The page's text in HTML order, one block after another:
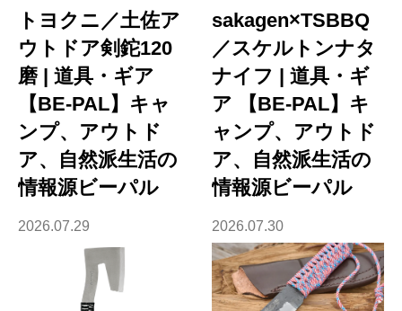
トヨクニ／土佐ア
ウトドア剣鉈120
磨 | 道具・ギア
【BE-PAL】キャ
ンプ、アウトド
ア、自然派生活の
情報源ビーパル
2026.07.29
sakagen×TSBBQ
／スケルトンナタ
ナイフ | 道具・ギ
ア 【BE-PAL】キ
ャンプ、アウトド
ア、自然派生活の
情報源ビーパル
2026.07.30